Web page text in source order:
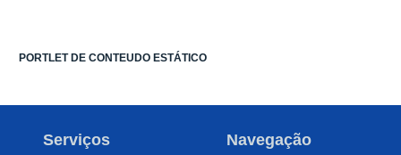
PORTLET DE CONTEUDO ESTÁTICO
Serviços Navegação